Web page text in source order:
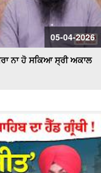
05-04-2026
ਨਾ ਹੋ ਸਕਿਆ ਸ੍ਰੀ ਅਕਾਲ